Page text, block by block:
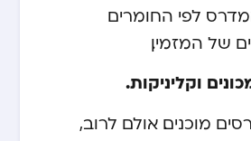
לפי החומרים
של המזמין.
וקליניקות.
מוכנים. אולם לרוב,